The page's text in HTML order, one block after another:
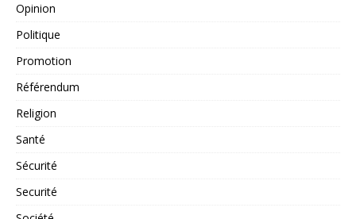
Opinion
Politique
Promotion
Référendum
Religion
Santé
Sécurité
Securité